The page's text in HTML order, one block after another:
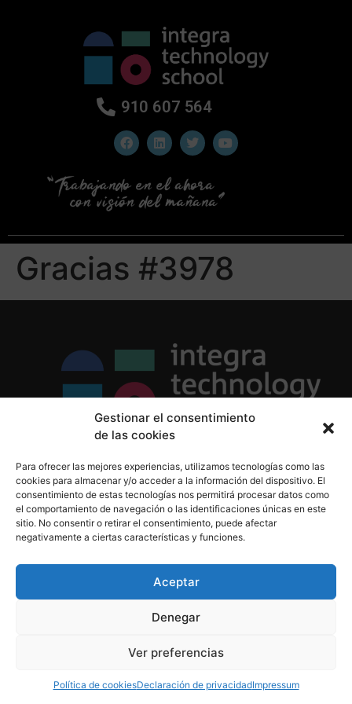
Gestionar el consentimiento
de las cookies
Para ofrecer las mejores experiencias, utilizamos tecnologías como las
cookies para almacenar y/o acceder a la información del dispositivo. El
consentimiento de estas tecnologías nos permitirá procesar datos como
el comportamiento de navegación o las identificaciones únicas en este
sitio. No consentir o retirar el consentimiento, puede afectar
negativamente a ciertas características y funciones.
Aceptar
Denegar
Ver preferencias
Política de cookiesDeclaración de privacidadImpressum
910 607 564
Gracias #3978
Política de Cookies
Aviso Legal
910 607 564
derechos reservados